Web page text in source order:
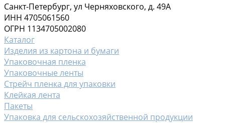
Санкт-Петербург, ул Черняховского, д. 49А
ИНН 4705061560
ОГРН 1134705002080
Каталог
Изделия из картона и бумаги
Упаковочная пленка
Упаковочные ленты
Стрейч пленка для упаковки
Клейкая лента
Пакеты
Упаковка для сельскохозяйственной продукции